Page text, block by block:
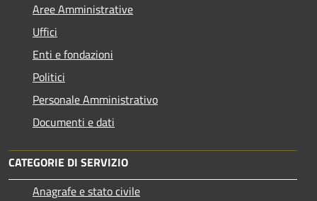
Aree Amministrative
Uffici
Enti e fondazioni
Politici
Personale Amministrativo
Documenti e dati
CATEGORIE DI SERVIZIO
Anagrafe e stato civile